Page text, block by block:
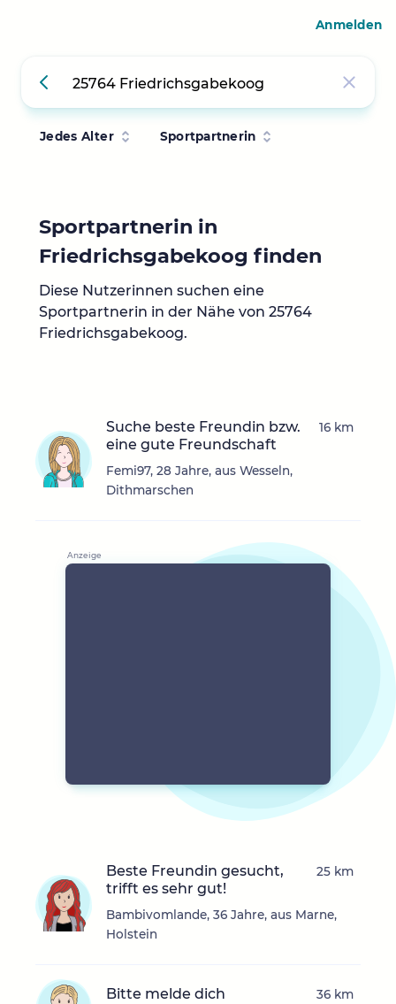
Jedes Alter Sportpartnerin
Sportpartnerin in
Friedrichsgabekoog finden
Diese Nutzerinnen suchen eine
Sportpartnerin in der Nähe von 25764
Friedrichsgabekoog.
Suche beste Freundin bzw.
eine gute Freundschaft
Femi97, 28 Jahre, aus Wesseln,
Dithmarschen
16 km
Beste Freundin gesucht,
trifft es sehr gut!
Bambivomlande, 36 Jahre, aus Marne,
Holstein
25 km
Bitte melde dich 36 km
Anmelden